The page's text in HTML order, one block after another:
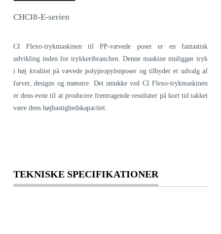
CHCI8-E-serien
CI Flexo-trykmaskinen til PP-vævede poser er en fantastisk
udvikling inden for trykkeribranchen. Denne maskine muliggør tryk
i høj kvalitet på vævede polypropylenposer og tilbyder et udvalg af
farver, designs og mønstre. Det smukke ved CI Flexo-trykmaskinen
er dens evne til at producere fremragende resultater på kort tid takket
være dens højhastighedskapacitet.
TEKNISKE SPECIFIKATIONER